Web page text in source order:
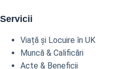
Servicii
Viață și Locuire în UK
Muncă & Calificări
Acte & Beneficii